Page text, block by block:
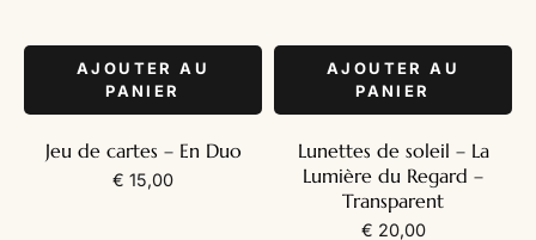
AJOUTER AU
PANIER
Jeu de cartes – En Duo
€ 15,00
AJOUTER AU
PANIER
Lunettes de soleil – La
Lumière du Regard –
Transparent
€ 20,00